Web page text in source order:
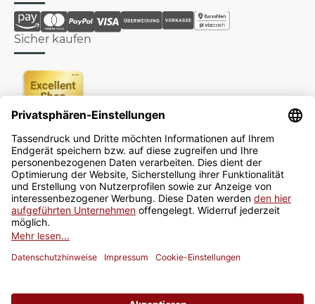
Sicher kaufen
Newsletter